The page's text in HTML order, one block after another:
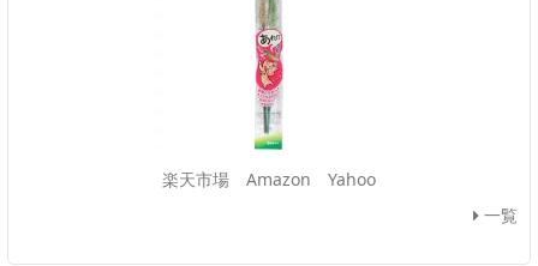
楽天市場 Amazon
Yahoo
一覧